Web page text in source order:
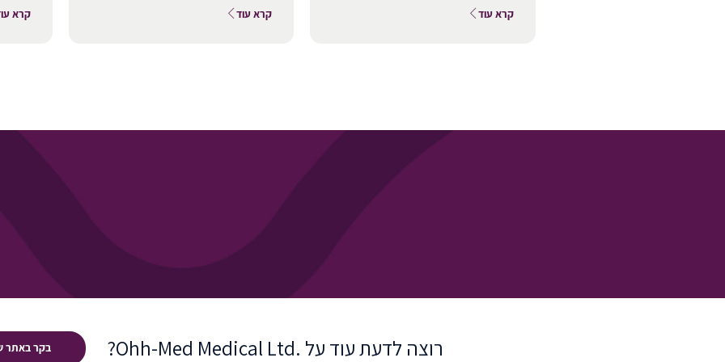
קרא עוד קרא עוד קרא
רוצה לדעת עוד על .Ohh-Med Medical Ltd? בקר באתר